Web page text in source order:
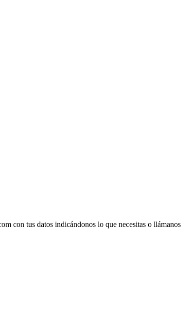
con tus datos indicándonos lo que necesitas o llámanos